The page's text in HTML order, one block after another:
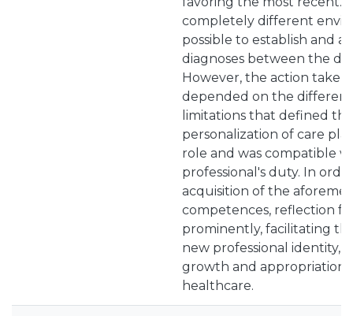
completely different
possible to establish and
diagnoses between the
However, the action
depended on the different
limitations that defined
personalization of care
role and was compatible
professional's duty. In
acquisition of the
competences, reflection
prominently, facilitating
new professional identity,
growth and appropriation
healthcare.